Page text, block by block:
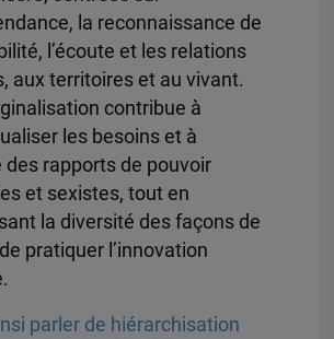
la reconnaissance de
l’écoute et les relations
aux territoires et au vivant.
contribue à
les besoins et à
des rapports de pouvoir
et sexistes, tout en
la diversité des façons de
pratiquer l’innovation
parler de hiérarchisation